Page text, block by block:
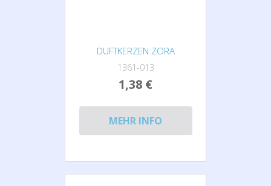
DUFTKERZEN ZORA
1361-013
1,38 €
MEHR INFO